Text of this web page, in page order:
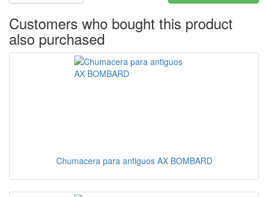
Customers who bought this product
also purchased
Chumacera para antiguos AX BOMBARD